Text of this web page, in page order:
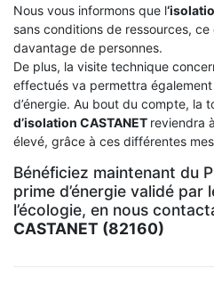
Nous vous informons que l
sans conditions de ressources,
davantage de personnes.
De plus, la visite technique
effectués va permettra
d’énergie. Au bout du compte, la
d’isolation CASTANET reviendra
élevé, grâce à ces différentes
Bénéficiez maintenant du
prime d’énergie validé par
l’écologie, en nous
CASTANET (82160)